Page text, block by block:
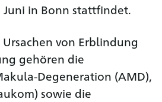
Juni in Bonn stattfindet.
von Erblindung
gehören die
Degeneration (AMD),
sowie die